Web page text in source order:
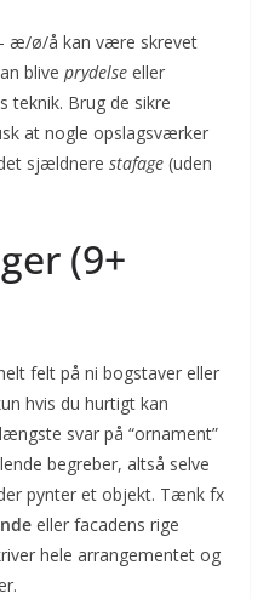
æ/ø/å kan være skrevet
blive prydelse eller
teknik. Brug de sikre
at nogle opslagsværker
sjældnere stafage (uden
(9+
felt på ni bogstaver eller
hvis du hurtigt kan
svar på “ornament”
begreber, altså selve
pynter et objekt. Tænk fx
eller facadens rige
hele arrangementet og